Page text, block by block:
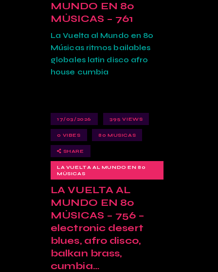
MUNDO EN 80
MÚSICAS – 761
La Vuelta al Mundo en 80
Músicas ritmos bailables
globales latin disco afro
house cumbia
17/03/2026 395 VIEWS
0 VIBES 80 MUSICAS
SHARE
LA VUELTA AL MUNDO EN 80
MÚSICAS
LA VUELTA AL
MUNDO EN 80
MÚSICAS – 756 –
electronic desert
blues, afro disco,
balkan brass,
cumbia…